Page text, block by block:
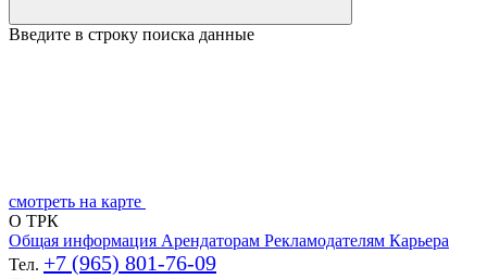
Введите в строку поиска данные
смотреть на карте
О ТРК
Общая информация Арендаторам Рекламодателям Карьера
Тел. +7 (965) 801-76-09